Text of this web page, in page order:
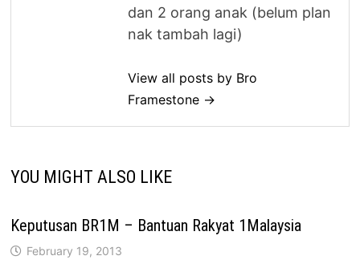
dan 2 orang anak (belum plan
nak tambah lagi)
View all posts by Bro
Framestone →
YOU MIGHT ALSO LIKE
Keputusan BR1M – Bantuan Rakyat 1Malaysia
February 19, 2013